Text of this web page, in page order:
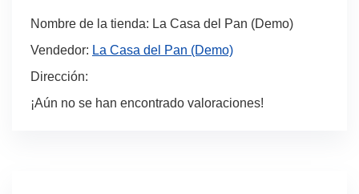
Nombre de la tienda: La Casa del Pan (Demo)
Vendedor: La Casa del Pan (Demo)
Dirección:
¡Aún no se han encontrado valoraciones!